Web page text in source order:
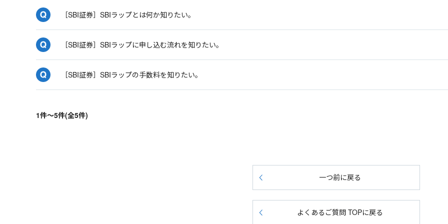
［SBI証券］SBIラップとは何か知りたい。
［SBI証券］SBIラップに申し込む流れを知りたい。
［SBI証券］SBIラップの手数料を知りたい。
1件～5件(全5件)
一つ前に戻る
よくあるご質問 TOPに戻る